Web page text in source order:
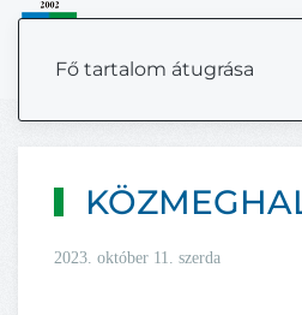
Fő tartalom átugrása
2023. október 11. szerda